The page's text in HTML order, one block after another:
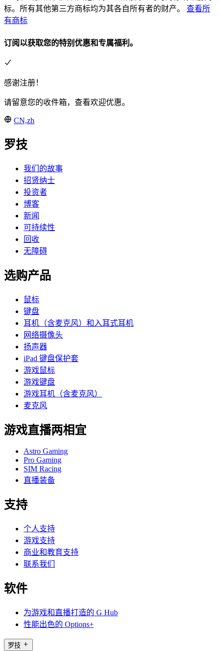
标。所有其他第三方商标均为其各自所有者的财产。 查看所
有商标
订阅以获取您的特别优惠和专属福利。
感谢注册！
请留意您的收件箱，查看欢迎优惠。
CN,zh
罗技
我们的故事
招贤纳士
投资者
博客
新闻
可持续性
回收
无障碍
选购产品
鼠标
键盘
耳机（含麦克风）和入耳式耳机
网络摄像头
扬声器
iPad 键盘保护套
游戏鼠标
游戏键盘
游戏耳机（含麦克风）
麦克风
游戏直播两相宜
Astro Gaming
Pro Gaming
SIM Racing
直播装备
支持
个人支持
游戏支持
商业和教育支持
联系我们
软件
为游戏和直播打造的 G Hub
性能出色的 Options+
罗技